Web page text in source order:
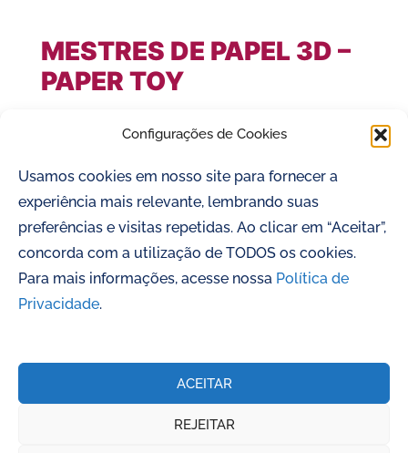
Configurações de Cookies
Usamos cookies em nosso site para fornecer a
experiência mais relevante, lembrando suas
preferências e visitas repetidas. Ao clicar em “Aceitar”,
concorda com a utilização de TODOS os cookies.
Para mais informações, acesse nossa Política de
Privacidade.
ACEITAR
REJEITAR
MESTRES DE PAPEL 3D –
PAPER TOY
Baixe o arquivo para imprimir e fazer o seu
paper toy.
1 2 >
Ministério do Turismo apresenta: Educação Patrimonial Participativa